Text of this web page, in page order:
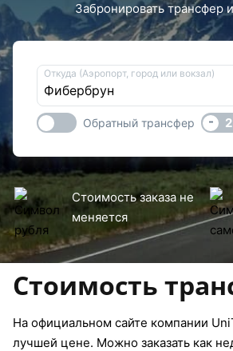
Забронировать трансфер
Откуда (Аэропорт, город или вокзал)
Обратный трансфер - 2
Стоимость заказа не
меняется
Стоимость
На официальном сайте компании
лучшей цене. Можно заказать как